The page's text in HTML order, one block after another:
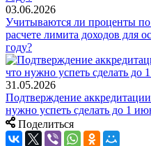
03.06.2026
Учитываются ли проценты
расчете лимита доходов для
году?
31.05.2026
Подтверждение
нужно успеть сделать до 1
Поделиться